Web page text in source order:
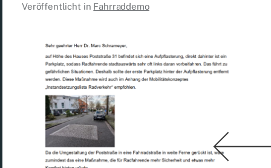
Veröffentlicht in Fahrraddemo